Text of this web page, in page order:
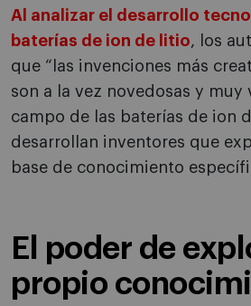
Al analizar el desarrollo
baterías de ion de litio, los
que “las invenciones más
son a la vez novedosas y muy
campo de las baterías de ion
desarrollan inventores que
base de conocimiento
El poder de
propio